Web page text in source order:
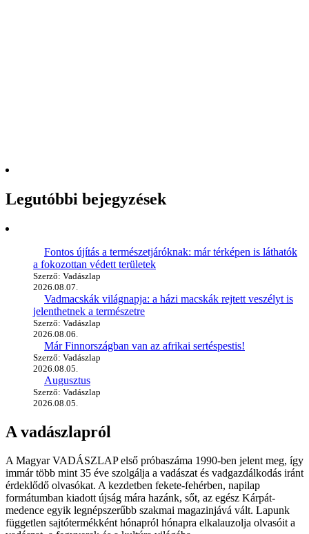
Legutóbbi bejegyzések
Fontos újítás a természetjáróknak: már térképen is láthatók
a fokozottan védett területek
Szerző: Vadászlap
2026.08.07.
Vadmacskák világnapja: a házi macskák rejtett veszélyt is
jelenthetnek a természetre
Szerző: Vadászlap
2026.08.06.
Már Finnországban van az afrikai sertéspestis!
Szerző: Vadászlap
2026.08.05.
Augusztus
Szerző: Vadászlap
2026.08.05.
A vadászlapról
A Magyar VADÁSZLAP első próbaszáma 1990-ben jelent meg, így
immár több mint 35 éve szolgálja a vadászat és vadgazdálkodás iránt
érdeklődő olvasókat. A kezdetben fekete-fehérben, napilap
formátumban kiadott újság mára hazánk, sőt, az egész Kárpát-
medence egyik legnépszerűbb szakmai magazinjává vált. Lapunk
független sajtótermékként hónapról hónapra elkalauzolja olvasóit a